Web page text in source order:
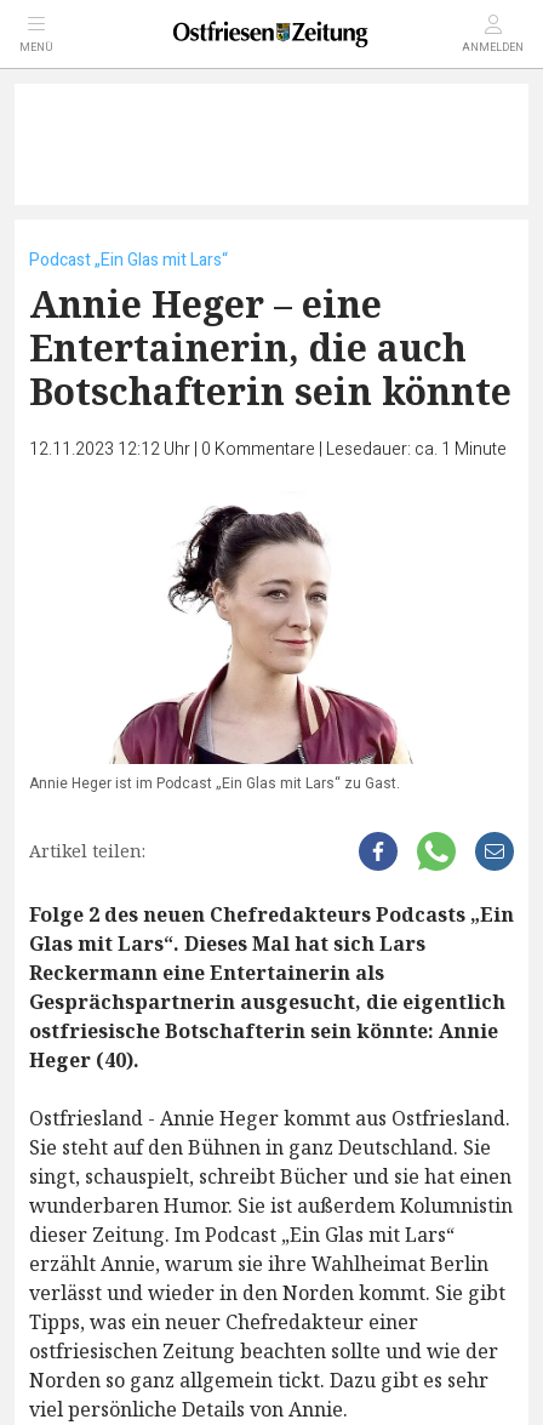
MENÜ ANMELDEN
Podcast „Ein Glas mit Lars“
Annie Heger – eine
Entertainerin, die auch
Botschafterin sein könnte
12.11.2023 12:12 Uhr| 0 Kommentare | Lesedauer: ca. 1 Minute
Annie Heger ist im Podcast „Ein Glas mit Lars“ zu Gast.
Artikel teilen:
Folge 2 des neuen Chefredakteurs Podcasts „Ein
Glas mit Lars“. Dieses Mal hat sich Lars
Reckermann eine Entertainerin als
Gesprächspartnerin ausgesucht, die eigentlich
ostfriesische Botschafterin sein könnte: Annie
Heger (40).
Ostfriesland - Annie Heger kommt aus Ostfriesland.
Sie steht auf den Bühnen in ganz Deutschland. Sie
singt, schauspielt, schreibt Bücher und sie hat einen
wunderbaren Humor. Sie ist außerdem Kolumnistin
dieser Zeitung. Im Podcast „Ein Glas mit Lars“
erzählt Annie, warum sie ihre Wahlheimat Berlin
verlässt und wieder in den Norden kommt. Sie gibt
Tipps, was ein neuer Chefredakteur einer
ostfriesischen Zeitung beachten sollte und wie der
Norden so ganz allgemein tickt. Dazu gibt es sehr
viel persönliche Details von Annie.